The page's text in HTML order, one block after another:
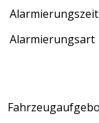
Alarmierungszeit
Alarmierungsart